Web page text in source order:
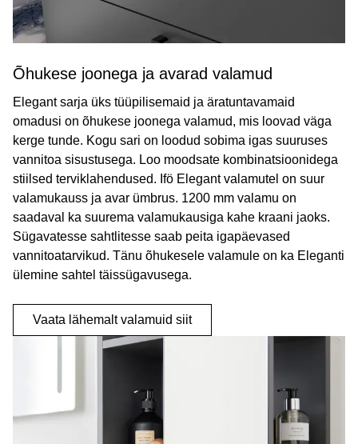
Õhukese joonega ja avarad valamud
Elegant sarja üks tüüpilisemaid ja äratuntavamaid
omadusi on õhukese joonega valamud, mis loovad väga
kerge tunde. Kogu sari on loodud sobima igas suuruses
vannitoa sisustusega. Loo moodsate kombinatsioonidega
stiilsed terviklahendused. Ifö Elegant valamutel on suur
valamukauss ja avar ümbrus. 1200 mm valamu on
saadaval ka suurema valamukausiga kahe kraani jaoks.
Sügavatesse sahtlitesse saab peita igapäevased
vannitoatarvikud. Tänu õhukesele valamule on ka Eleganti
ülemine sahtel täissügavusega.
Vaata lähemalt valamuid siit